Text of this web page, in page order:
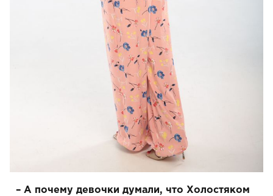
– А почему девочки думали, что Холостяком